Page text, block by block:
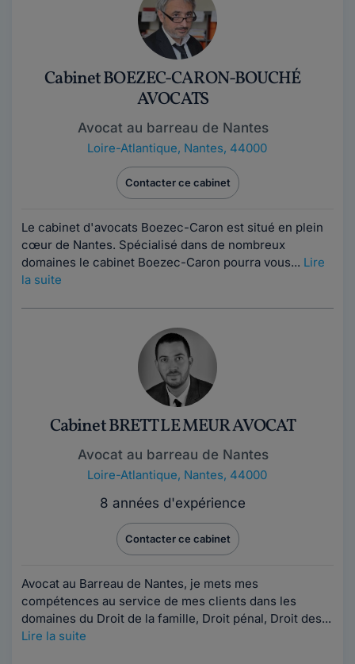
Cabinet BOEZEC-CARON-BOUCHÉ
AVOCATS
Avocat au barreau de Nantes
Loire-Atlantique, Nantes, 44000
Contacter ce cabinet
Le cabinet d'avocats Boezec-Caron est situé en plein
cœur de Nantes. Spécialisé dans de nombreux
domaines le cabinet Boezec-Caron pourra vous... Lire
la suite
Cabinet BRETT LE MEUR AVOCAT
Avocat au barreau de Nantes
Loire-Atlantique, Nantes, 44000
8 années d'expérience
Contacter ce cabinet
Avocat au Barreau de Nantes, je mets mes
compétences au service de mes clients dans les
domaines du Droit de la famille, Droit pénal, Droit des...
Lire la suite